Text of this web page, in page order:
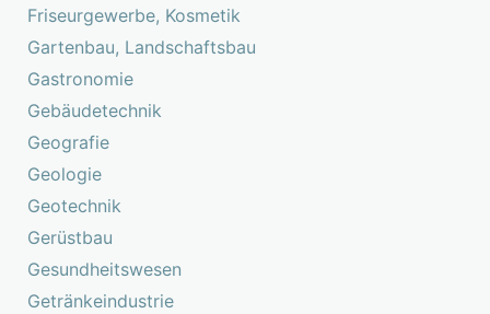
Friseurgewerbe, Kosmetik
Gartenbau, Landschaftsbau
Gastronomie
Gebäudetechnik
Geografie
Geologie
Geotechnik
Gerüstbau
Gesundheitswesen
Getränkeindustrie